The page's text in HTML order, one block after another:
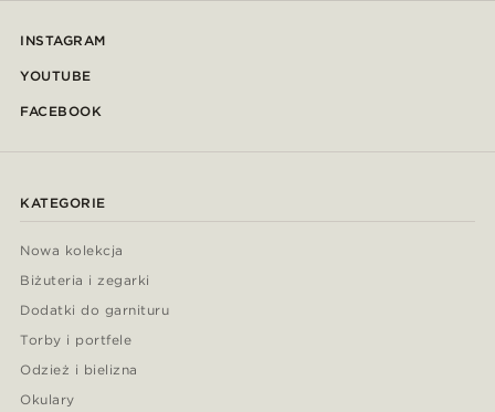
INSTAGRAM
YOUTUBE
FACEBOOK
KATEGORIE
Nowa kolekcja
Biżuteria i zegarki
Dodatki do garnituru
Torby i portfele
Odzież i bielizna
Okulary